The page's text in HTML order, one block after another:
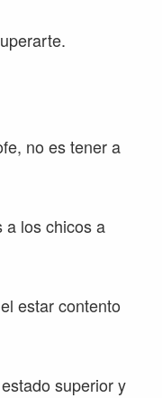
no es tener a
a los chicos a
estar contento
superior y